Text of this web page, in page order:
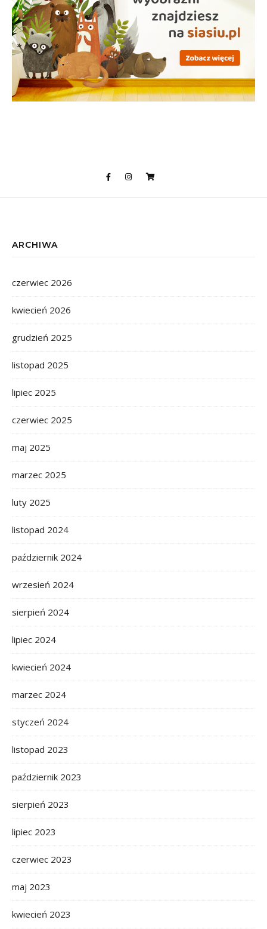
ARCHIWA
czerwiec 2026
kwiecień 2026
grudzień 2025
listopad 2025
lipiec 2025
czerwiec 2025
maj 2025
marzec 2025
luty 2025
listopad 2024
październik 2024
wrzesień 2024
sierpień 2024
lipiec 2024
kwiecień 2024
marzec 2024
styczeń 2024
listopad 2023
październik 2023
sierpień 2023
lipiec 2023
czerwiec 2023
maj 2023
kwiecień 2023